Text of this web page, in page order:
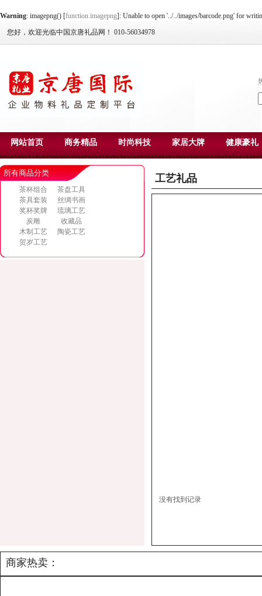
Warning: imagepng() [function.imagepng]: Unable to open '../../images/barcode.png' for
您好，欢迎光临中国京唐礼品网！ 010-56034978
网站首页 商务精品 时尚科技 家居大牌 健康豪礼
所有商品分类
茶杯组合
茶盘工具
茶具套装
丝绸书画
奖杯奖牌
琉璃工艺
炭雕
收藏品
木制工艺
陶瓷工艺
贺岁工艺
工艺礼品
没有找到记录
商家热卖：